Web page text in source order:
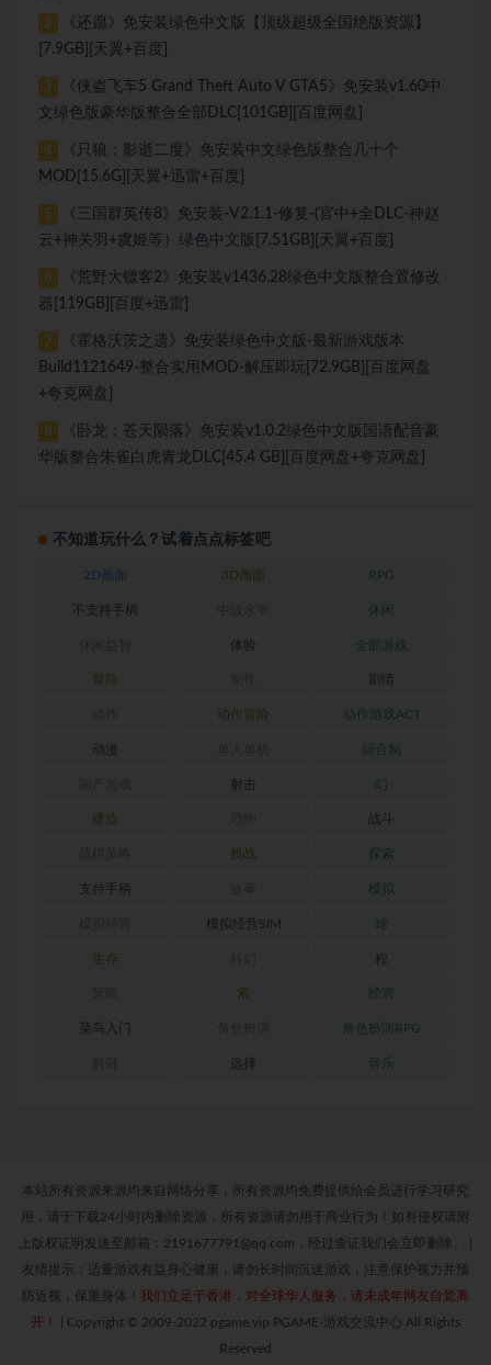
2
《还愿》免安装绿色中文版【顶级超级全国绝版资源】
[7.9GB][天翼+百度]
3
《侠盗飞车5 Grand Theft Auto V GTA5》免安装v1.60中
文绿色版豪华版整合全部DLC[101GB][百度网盘]
4
《只狼：影逝二度》免安装中文绿色版整合几十个
MOD[15.6G][天翼+迅雷+百度]
5
《三国群英传8》免安装-V2.1.1-修复-(官中+全DLC-神赵
云+神关羽+虞姬等）绿色中文版[7.51GB][天翼+百度]
6
《荒野大镖客2》免安装v1436.28绿色中文版整合置修改
器[119GB][百度+迅雷]
7
《霍格沃茨之遗》免安装绿色中文版-最新游戏版本
Build1121649-整合实用MOD-解压即玩[72.9GB][百度网盘
+夸克网盘]
8
《卧龙：苍天陨落》免安装v1.0.2绿色中文版国语配音豪
华版整合朱雀白虎青龙DLC[45.4 GB][百度网盘+夸克网盘]
不知道玩什么？试着点点标签吧
2D画面 3D画面 RPG
不支持手柄 休闲
体验 全部游戏
冒险 剧情
动作冒险 动作游戏ACT
动漫 回合制
射击 幻
建造 战斗
挑战 探索
支持手柄 模拟
模拟经营SIM 球
生存 程
索 经营
菜鸟入门 角色扮演RPG
选择 音乐
本站所有资源来源均来自网络分享，所有资源均免费提供给会员进行学习研究
用，请于下载24小时内删除资源，所有资源请勿用于商业行为！如有侵权请附
上版权证明发送至邮箱：2191677791@qq.com，经过查证我们会立即删除。
友情提示：适量游戏有益身心健康，请勿长时间沉迷游戏，注意保护视力并预
防近视，保重身体！ 我们立足于香港，对全球华人服务，请未成年网友自觉离
开！
Copyright © 2009-2022 pgame.vip PGAME-游戏交流中心 All Rights
Reserved